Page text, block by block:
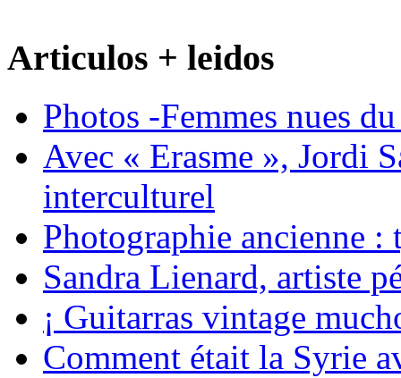
Articulos + leidos
Photos -Femmes nues
Avec « Erasme », Jordi
interculturel
Photographie ancienne :
Sandra Lienard, artiste
¡ Guitarras vintage
Comment était la Syrie